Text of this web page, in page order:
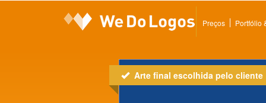
Preços Portfólio
Arte final escolhida pelo cliente